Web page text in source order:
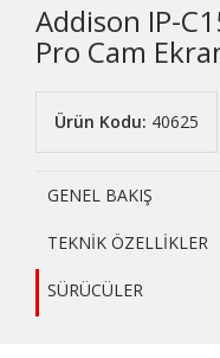
Addison IP-
Pro Cam
Ürün Kodu: 40625
GENEL BAKIŞ
TEKNİK ÖZELLİKLER
SÜRÜCÜLER